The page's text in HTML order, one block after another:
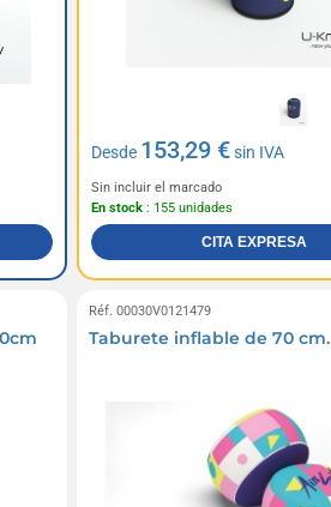
Desde 153,29 €sin IVA
Sin incluir el marcado
En stock : 155 unidades
CITA EXPRESA
Réf. 00030V0121479
Taburete inflable de 70 cm.